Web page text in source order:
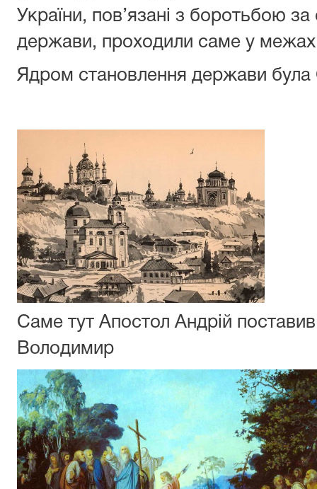
України, пов’язані з боротьбою
держави, проходили саме у
Ядром становлення держави була
Саме тут Апостол Андрій
Володимир